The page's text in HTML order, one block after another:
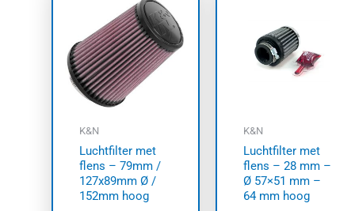
K&N
Luchtfilter met
flens – 79mm /
127x89mm Ø /
152mm hoog
K&N
Luchtfilter met
flens – 28 mm –
Ø 57×51 mm –
64 mm hoog